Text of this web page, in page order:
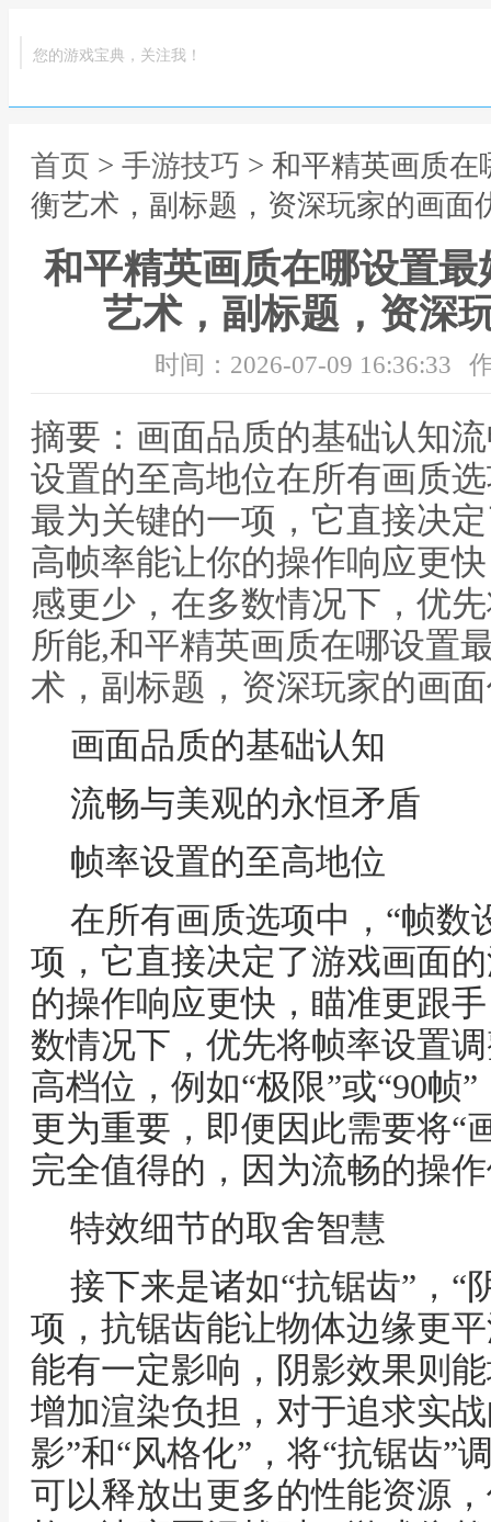
您的游戏宝典，关注我！
首页 > 手游技巧 > 和平精英画质
衡艺术，副标题，资深玩家的画面
和平精英画质在哪设置
艺术，副标题，资深
时间：2026-07-09 16:36:33
摘要：画面品质的基础认知
设置的至高地位在所有画质
最为关键的一项，它直接决
高帧率能让你的操作响应更
感更少，在多数情况下，优
所能,和平精英画质在哪设置
术，副标题，资深玩家的画
画面品质的基础认知
流畅与美观的永恒矛盾
帧率设置的至高地位
在所有画质选项中，“帧数
项，它直接决定了游戏画面
的操作响应更快，瞄准更跟
数情况下，优先将帧率设置
高档位，例如“极限”或“90帧
更为重要，即便因此需要将“
完全值得的，因为流畅的操
特效细节的取舍智慧
接下来是诸如“抗锯齿”，“
项，抗锯齿能让物体边缘更
能有一定影响，阴影效果则
增加渲染负担，对于追求实
影”和“风格化”，将“抗锯齿”
可以释放出更多的性能资源